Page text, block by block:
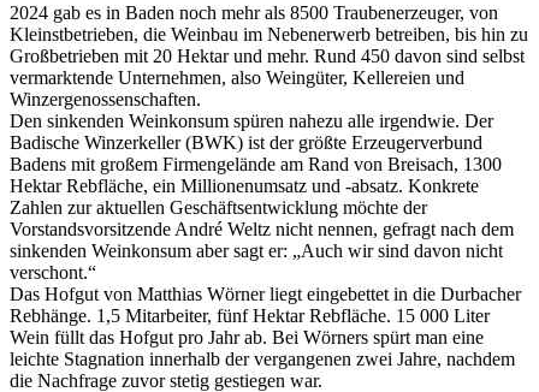
2024 gab es in Baden noch mehr als 8500 Traubenerzeuger, von
Kleinstbetrieben, die Weinbau im Nebenerwerb betreiben, bis hin zu
Großbetrieben mit 20 Hektar und mehr. Rund 450 davon sind selbst
vermarktende Unternehmen, also Weingüter, Kellereien und
Winzergenossenschaften.
Den sinkenden Weinkonsum spüren nahezu alle irgendwie. Der
Badische Winzerkeller (BWK) ist der größte Erzeugerverbund
Badens mit großem Firmengelände am Rand von Breisach, 1300
Hektar Rebfläche, ein Millionenumsatz und -absatz. Konkrete
Zahlen zur aktuellen Geschäftsentwicklung möchte der
Vorstandsvorsitzende André Weltz nicht nennen, gefragt nach dem
sinkenden Weinkonsum aber sagt er: „Auch wir sind davon nicht
verschont.“
Das Hofgut von Matthias Wörner liegt eingebettet in die Durbacher
Rebhänge. 1,5 Mitarbeiter, fünf Hektar Rebfläche. 15 000 Liter
Wein füllt das Hofgut pro Jahr ab. Bei Wörners spürt man eine
leichte Stagnation innerhalb der vergangenen zwei Jahre, nachdem
die Nachfrage zuvor stetig gestiegen war.